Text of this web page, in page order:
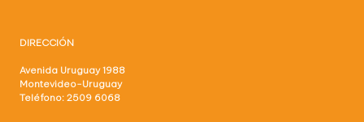
DIRECCIÓN
Avenida Uruguay 1988
Montevideo-Uruguay
Teléfono: 2509 6068